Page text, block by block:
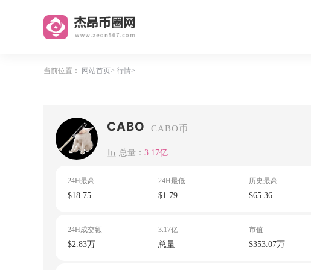
当前位置： 网站首页 行情
CABO CABO币
总量： 3.17亿
24H最高
$18.75
24H最低
$1.79
历史最高
$65.36
24H成交额
$2.83万
3.17亿
总量
市值
$353.07万